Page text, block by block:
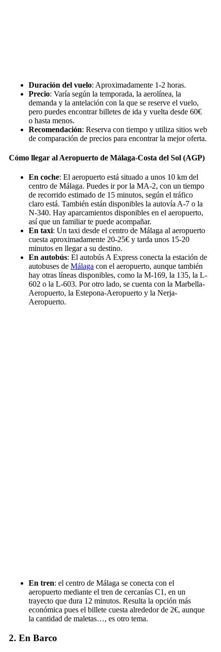
Duración del vuelo: Aproximadamente 1-2 horas.
Precio: Varía según la temporada, la aerolínea, la
demanda y la antelación con la que se reserve el vuelo,
pero puedes encontrar billetes de ida y vuelta desde 60€
o hasta menos.
Recomendación: Reserva con tiempo y utiliza sitios web
de comparación de precios para encontrar la mejor oferta.
Cómo llegar al Aeropuerto de Málaga-Costa del Sol (AGP)
En coche: El aeropuerto está situado a unos 10 km del
centro de Málaga. Puedes ir por la MA-2, con un tiempo
de recorrido estimado de 15 minutos, según el tráfico
claro está. También están disponibles la autovía A-7 o la
N-340. Hay aparcamientos disponibles en el aeropuerto,
así que un familiar te puede acompañar.
En taxi: Un taxi desde el centro de Málaga al aeropuerto
cuesta aproximadamente 20-25€ y tarda unos 15-20
minutos en llegar a su destino.
En autobús: El autobús A Express conecta la estación de
autobuses de Málaga con el aeropuerto, aunque también
hay otras líneas disponibles, como la M-169, la 135, la L-
602 o la L-603. Por otro lado, se cuenta con la Marbella-
Aeropuerto, la Estepona-Aeropuerto y la Nerja-
Aeropuerto.
En tren: el centro de Málaga se conecta con el
aeropuerto mediante el tren de cercanías C1, en un
trayecto que dura 12 minutos. Resulta la opción más
económica pues el billete cuesta alrededor de 2€, aunque
la cantidad de maletas…, es otro tema.
2. En Barco